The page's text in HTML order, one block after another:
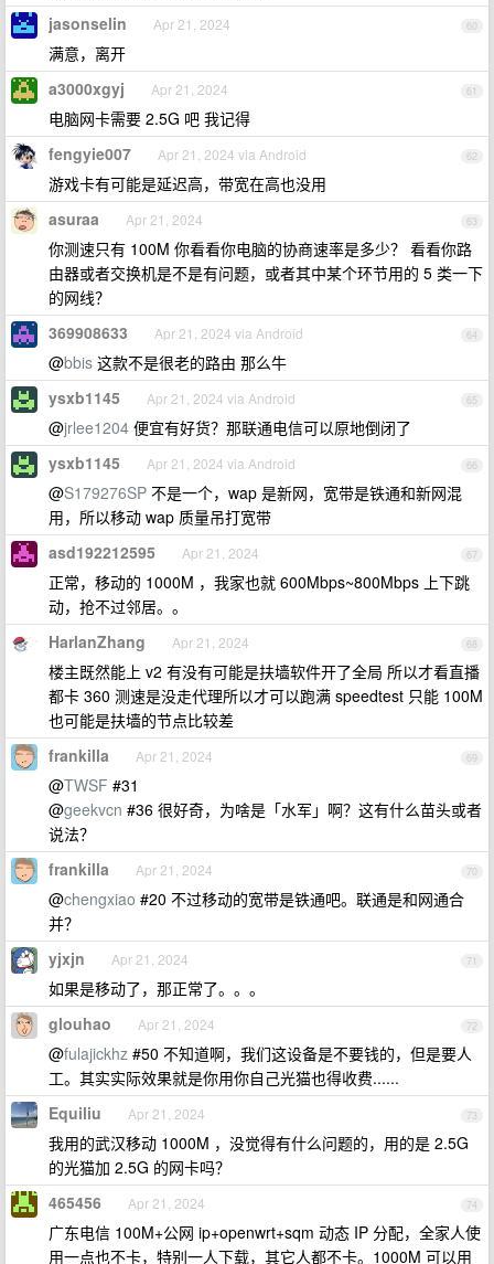
60
jasonselin Apr 21, 2024
满意，离开
61
a3000xgyj Apr 21, 2024
电脑网卡需要 2.5G 吧 我记得
62
fengyie007 Apr 21, 2024 via Android
游戏卡有可能是延迟高，带宽在高也没用
63
asuraa Apr 21, 2024
你测速只有 100M 你看看你电脑的协商速率是多少？ 看看你路
由器或者交换机是不是有问题，或者其中某个环节用的 5 类一下
的网线？
64
369908633 Apr 21, 2024 via Android
@bbis 这款不是很老的路由 那么牛
65
ysxb1145 Apr 21, 2024 via Android
@jrlee1204 便宜有好货？那联通电信可以原地倒闭了
66
ysxb1145 Apr 21, 2024 via Android
@S179276SP 不是一个，wap 是新网，宽带是铁通和新网混
用，所以移动 wap 质量吊打宽带
67
asd192212595 Apr 21, 2024
正常，移动的 1000M ，我家也就 600Mbps~800Mbps 上下跳
动，抢不过邻居。。
68
HarlanZhang Apr 21, 2024
楼主既然能上 v2 有没有可能是扶墙软件开了全局 所以才看直播
都卡 360 测速是没走代理所以才可以跑满 speedtest 只能 100M
也可能是扶墙的节点比较差
69
frankilla Apr 21, 2024
@TWSF #31
@geekvcn #36 很好奇，为啥是「水军」啊？这有什么苗头或者
说法？
70
frankilla Apr 21, 2024
@chengxiao #20 不过移动的宽带是铁通吧。联通是和网通合
并？
71
yjxjn Apr 21, 2024
如果是移动了，那正常了。。。
72
glouhao Apr 21, 2024
@fulajickhz #50 不知道啊，我们这设备是不要钱的，但是要人
工。其实实际效果就是你用你自己光猫也得收费......
73
Equiliu Apr 21, 2024
我用的武汉移动 1000M ，没觉得有什么问题的，用的是 2.5G
的光猫加 2.5G 的网卡吗？
74
465456 Apr 21, 2024
广东电信 100M+公网 ip+openwrt+sqm 动态 IP 分配，全家人使
用一点也不卡，特别一人下载，其它人都不卡。1000M 可以用